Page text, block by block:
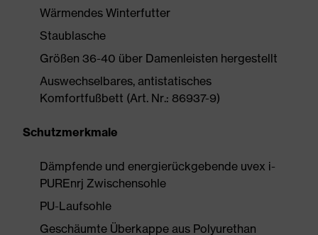
Wärmendes Winterfutter
Staublasche
Größen 36-40 über Damenleisten hergestellt
Auswechselbares, antistatisches
Komfortfußbett (Art. Nr.: 86937-9)
Schutzmerkmale
Dämpfende und energierückgebende uvex i-
PUREnrj Zwischensohle
PU-Laufsohle
Geschäumte Überkappe aus Polyurethan